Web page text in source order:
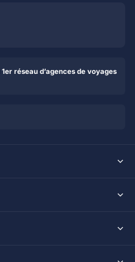
1er réseau d’agences de voyages